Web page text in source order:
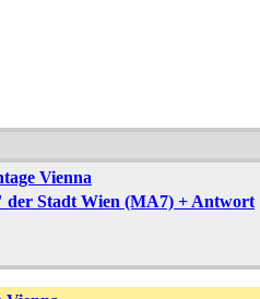
Vienna
Stadt Wien (MA7) + Antwort